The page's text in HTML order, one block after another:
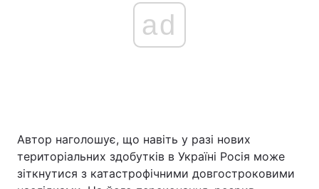
ad
Автор наголошує, що навіть у разі нових
територіальних здобутків в Україні Росія може
зіткнутися з катастрофічними довгостроковими